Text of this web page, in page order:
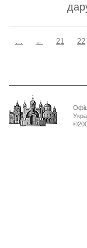
… ← 21 22